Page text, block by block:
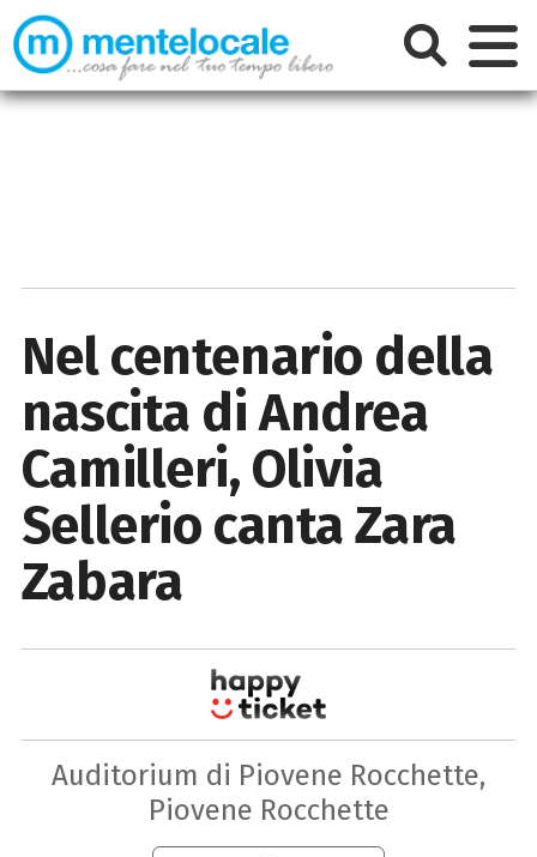
Nel centenario della
nascita di Andrea
Camilleri, Olivia
Sellerio canta Zara
Zabara
Auditorium di Piovene Rocchette,
Piovene Rocchette